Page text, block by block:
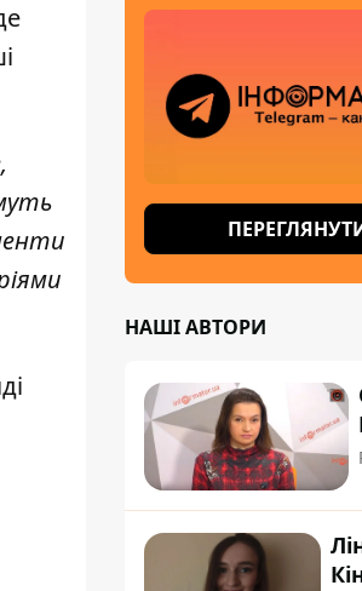
НАШІ АВТОРИ